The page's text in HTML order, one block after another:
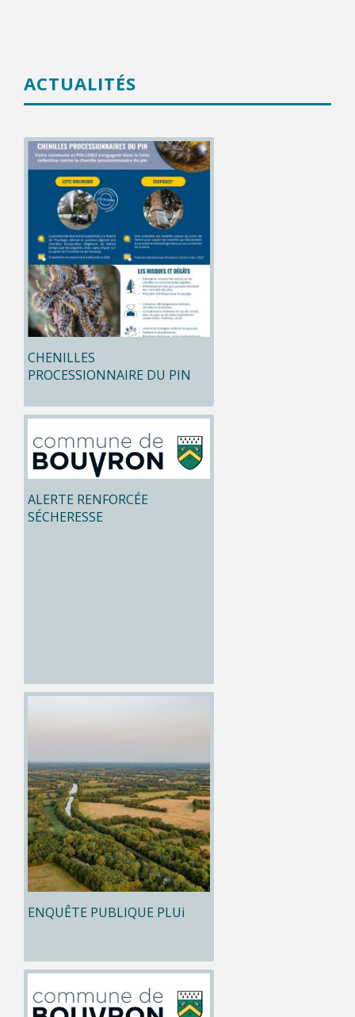
ACTUALITÉS
CHENILLES
PROCESSIONNAIRE DU PIN
ALERTE RENFORCÉE
SÉCHERESSE
ENQUÊTE PUBLIQUE PLUi